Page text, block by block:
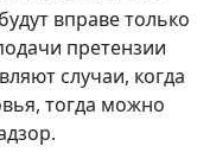
вправе только
претензии
случаи, когда
тогда можно